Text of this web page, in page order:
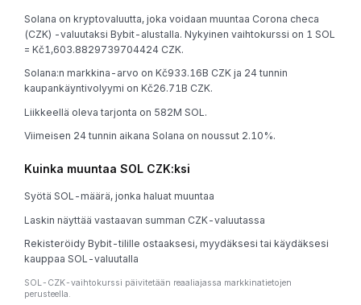
Solana on kryptovaluutta, joka voidaan muuntaa Corona checa
(CZK) -valuutaksi Bybit-alustalla. Nykyinen vaihtokurssi on 1 SOL
= Kč1,603.8829739704424 CZK.
Solana:n markkina-arvo on Kč933.16B CZK ja 24 tunnin
kaupankäyntivolyymi on Kč26.71B CZK.
Liikkeellä oleva tarjonta on 582M SOL.
Viimeisen 24 tunnin aikana Solana on noussut 2.10%.
Kuinka muuntaa SOL CZK:ksi
Syötä SOL-määrä, jonka haluat muuntaa
Laskin näyttää vastaavan summan CZK-valuutassa
Rekisteröidy Bybit-tilille ostaaksesi, myydäksesi tai käydäksesi
kauppaa SOL-valuutalla
SOL-CZK-vaihtokurssi päivitetään reaaliajassa markkinatietojen
perusteella.